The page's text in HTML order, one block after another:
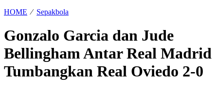
HOME ⁄ Sepakbola
Gonzalo Garcia dan Jude
Bellingham Antar Real Madrid
Tumbangkan Real Oviedo 2-0